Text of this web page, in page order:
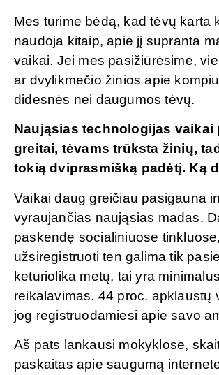
Mes turime bėdą, kad tėvų karta
naudoja kitaip, apie jį supranta
vaikai. Jei mes pasižiūrėsime,
ar dvylikmečio žinios apie
didesnės nei daugumos tėvų.
Naująsias technologijas vaikai
greitai, tėvams trūksta žinių,
tokią dviprasmišką padėtį. Ką
Vaikai daug greičiau pasigauna
vyraujančias naująsias madas.
paskendę socialiniuose
užsiregistruoti ten galima tik
keturiolika metų, tai yra
reikalavimas. 44 proc. apklaustų
jog registruodamiesi apie savo
Aš pats lankausi mokyklose,
paskaitas apie saugumą